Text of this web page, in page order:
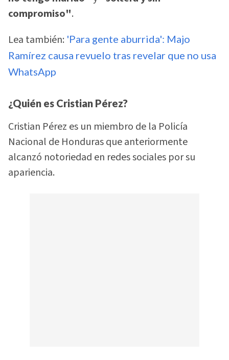
compromiso".
Lea también: 'Para gente aburrida': Majo
Ramírez causa revuelo tras revelar que no usa
WhatsApp
¿Quién es Cristian Pérez?
Cristian Pérez es un miembro de la Policía
Nacional de Honduras que anteriormente
alcanzó notoriedad en redes sociales por su
apariencia.